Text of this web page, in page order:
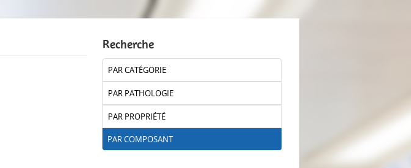
Recherche
PAR CATÉGORIE
PAR PATHOLOGIE
PAR PROPRIÉTÉ
PAR COMPOSANT